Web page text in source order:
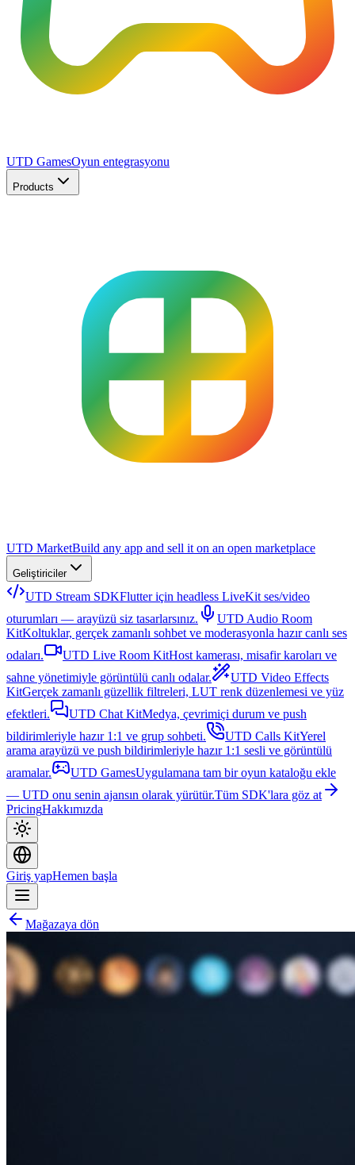
UTD GamesOyun entegrasyonu
Products
UTD MarketBuild any app and sell it on an open marketplace
Geliştiriciler
UTD Stream SDKFlutter için headless LiveKit ses/video
oturumları — arayüzü siz tasarlarsınız.
UTD Audio Room
KitKoltuklar, gerçek zamanlı sohbet ve moderasyonla hazır canlı ses
odaları.
UTD Live Room KitHost kamerası, misafir karoları ve
sahne yönetimiyle görüntülü canlı odalar.
UTD Video Effects
KitGerçek zamanlı güzellik filtreleri, LUT renk düzenlemesi ve yüz
efektleri.
UTD Chat KitMedya, çevrimiçi durum ve push
bildirimleriyle hazır 1:1 ve grup sohbeti.
UTD Calls KitYerel
arama arayüzü ve push bildirimleriyle hazır 1:1 sesli ve görüntülü
aramalar.
UTD GamesUygulamana tam bir oyun kataloğu ekle
— UTD onu senin ajansın olarak yürütür.Tüm SDK'lara göz at
PricingHakkımızda
Giriş yapHemen başla
Mağazaya dön